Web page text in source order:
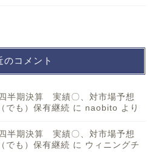
のコメント
半期決算 実績〇、対市場予想
も）保有継続 に naobito より
半期決算 実績〇、対市場予想
も）保有継続 に ウィニングチ